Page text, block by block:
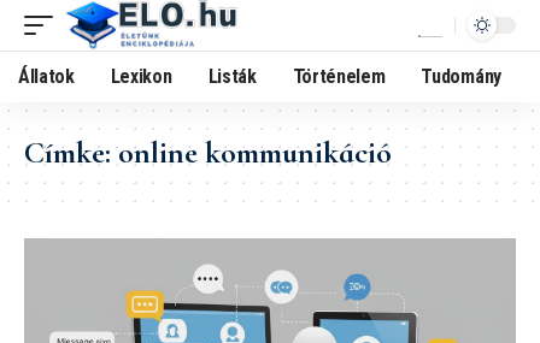
Állatok Lexikon Listák Történelem Tudomány
Címke:online kommunikáció